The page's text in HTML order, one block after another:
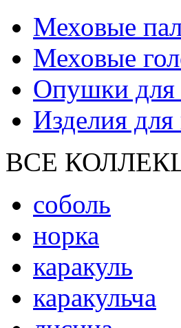
Меховые
Меховые
Опушки
Изделия
ВСЕ
соболь
норка
каракуль
каракульча